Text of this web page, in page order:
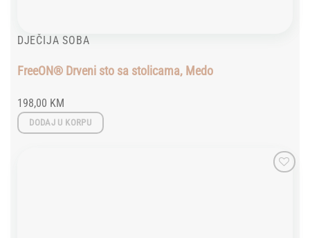
DJEČIJA SOBA
FreeON® Drveni sto sa stolicama, Medo
198,00 KM
DODAJ U KORPU